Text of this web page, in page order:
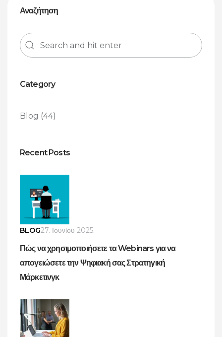
Αναζήτηση
Category
Blog (44)
Recent Posts
BLOG27. Ιουνίου 2025.
Πώς να χρησιμοποιήσετε τα Webinars για να
απογειώσετε την Ψηφιακή σας Στρατηγική
Μάρκετινγκ